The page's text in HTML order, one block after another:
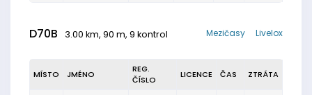
D70B 3.00 km, 90 m, 9 kontrol Livelox
Mezičasy
MÍSTO JMÉNO
REG.
ČÍSLO
LICENCE ČAS ZTRÁTA